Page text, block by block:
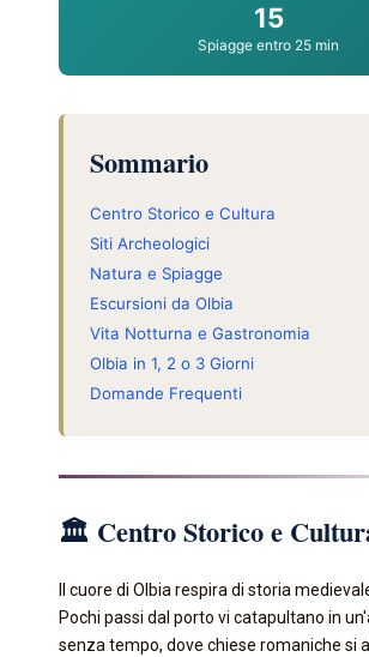
15
Spiagge entro 25 min
Sommario
Centro Storico e Cultura
Siti Archeologici
Natura e Spiagge
Escursioni da Olbia
Vita Notturna e Gastronomia
Olbia in 1, 2 o 3 Giorni
Domande Frequenti
🏛️ Centro Storico e
Il cuore di Olbia respira di storia
Pochi passi dal porto vi catapultano in
senza tempo, dove chiese romaniche si